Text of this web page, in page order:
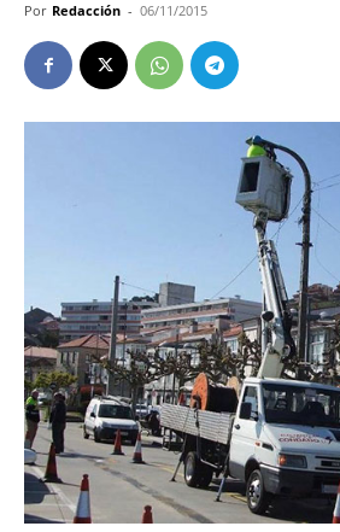
Por Redacción - 06/11/2015